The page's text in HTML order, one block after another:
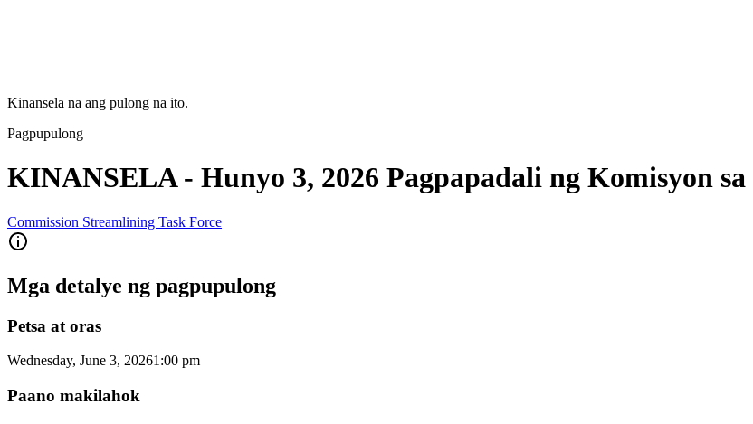
Kinansela na ang pulong na ito.
Pagpupulong
KINANSELA - Hunyo 3, 2026 Pagpapadali ng Komisyon
Commission Streamlining Task Force
Mga detalye ng pagpupulong
Petsa at oras
Wednesday, June 3, 20261:00 pm
Paano makilahok